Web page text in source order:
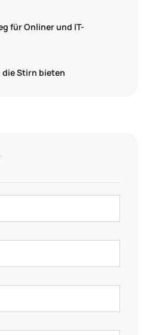
für Onliner und IT-
die Stirn bieten